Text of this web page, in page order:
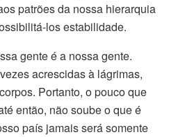
patrões da nossa hierarquia
los estabilidade.
gente é a nossa gente.
acrescidas à lágrimas,
Portanto, o pouco que
então, não soube o que é
país jamais será somente